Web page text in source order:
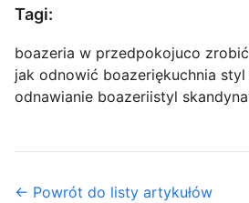
Tagi:
boazeria w przedpokojuco
jak odnowić boazeriękuchnia
odnawianie boazeriistyl
← Powrót do listy artykułów